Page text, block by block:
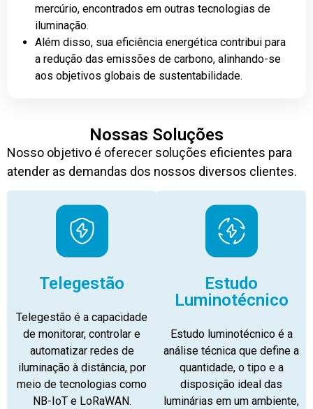
mercúrio, encontrados em outras tecnologias de
iluminação.
Além disso, sua eficiência energética contribui para
a redução das emissões de carbono, alinhando-se
aos objetivos globais de sustentabilidade.
Nossas Soluções
Nosso objetivo é oferecer soluções eficientes para
atender as demandas dos nossos diversos clientes.
Telegestão
Telegestão é a capacidade
de monitorar, controlar e
automatizar redes de
iluminação à distância, por
meio de tecnologias como
NB-IoT e LoRaWAN.
Estudo
Luminotécnico
Estudo luminotécnico é a
análise técnica que define a
quantidade, o tipo e a
disposição ideal das
luminárias em um ambiente,